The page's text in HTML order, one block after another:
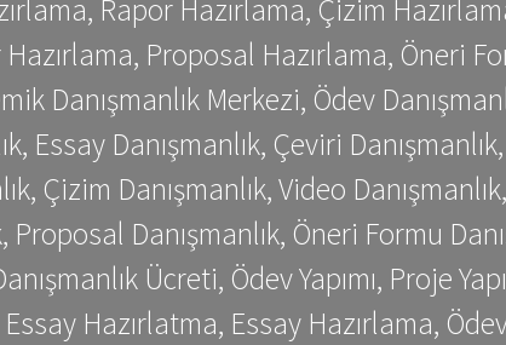
Rapor Hazırlama, Çizim
Proposal Hazırlama, Öneri
Danışmanlık Merkezi, Ödev
Essay Danışmanlık, Çeviri
Çizim Danışmanlık, Video
Proposal Danışmanlık, Öneri Formu
Ücreti, Ödev Yapımı, Proje
Essay Hazırlatma, Essay Hazırlama,